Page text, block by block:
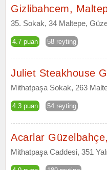
Gizlibahcem,
35. Sokak, 34 Maltepe,
4.7 puan 58 reyting
Juliet Steakhouse
Mithatpaşa Sokak, 263
4.3 puan 54 reyting
Acarlar
Mithatpaşa Caddesi, 351